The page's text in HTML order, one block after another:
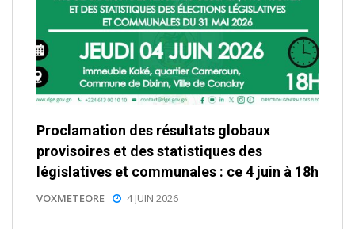
Proclamation des résultats globaux
provisoires et des statistiques des
législatives et communales : ce 4 juin à 18h
VOXMETEORE 4 JUIN 2026